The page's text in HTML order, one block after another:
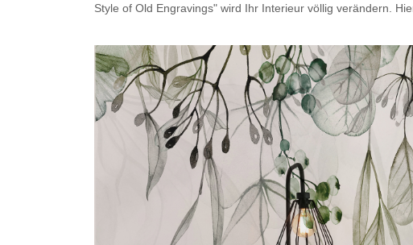
Style of Old Engravings" wird Ihr Interieur völlig verändern.